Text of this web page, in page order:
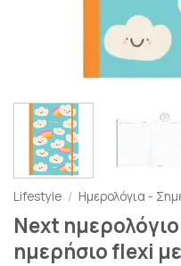
Lifestyle / Ημερολόγια -
Next
ημερήσιο flexi